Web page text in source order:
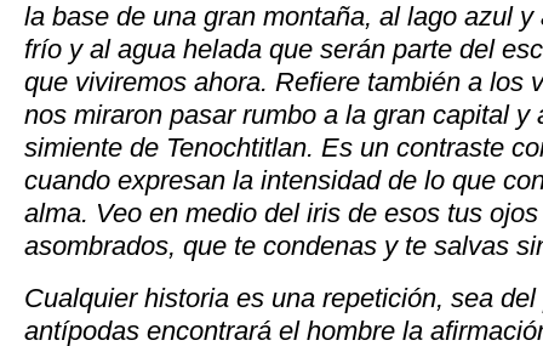
la base de una gran montaña, al lago azul y
frío y al agua helada que serán parte del
que viviremos ahora. Refiere también a los
nos miraron pasar rumbo a la gran capital y
simiente de Tenochtitlan. Es un contraste
cuando expresan la intensidad de lo que
alma. Veo en medio del iris de esos tus
asombrados, que te condenas y te salvas
Cualquier historia es una repetición, sea
antípodas encontrará el hombre la